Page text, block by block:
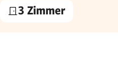
3 Zimmer